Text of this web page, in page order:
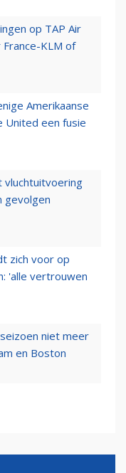
op TAP Air
KLM of
Amerikaanse
United een fusie
gevolgen
zich voor op
'alle vertrouwen
niet meer
en Boston